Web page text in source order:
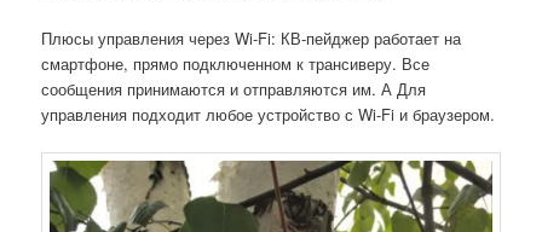
Плюсы управления через Wi-Fi: КВ-пейджер работает на
смартфоне, прямо подключенном к трансиверу. Все
сообщения принимаются и отправляются им. А Для
управления подходит любое устройство с Wi-Fi и браузером.